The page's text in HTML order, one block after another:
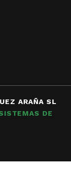
ARAÑA SL
DE